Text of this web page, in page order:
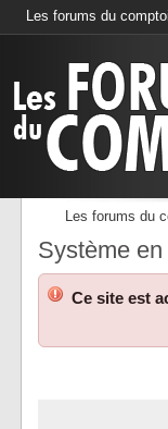
Les forums du
Les forums du
Système
Ce site est